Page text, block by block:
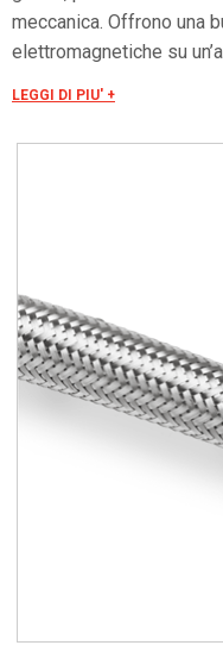
meccanica. Offrono una
elettromagnetiche su
No.1181.5AF0010/11
LEGGI DI PIU' +